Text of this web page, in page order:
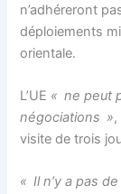
n’adhéreront
déploiements
orientale.
L’UE « ne peut
négociations »,
visite de trois
« Il n’y a pas